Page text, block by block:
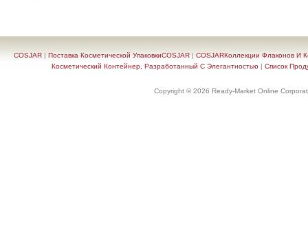
COSJAR | Поставка Косметической УпаковкиCOSJAR | COSJARКоллекции Флаконов И
Косметический Контейнер, Разработанный С Элегантностью | Список
Copyright © 2026 Ready-Market Online